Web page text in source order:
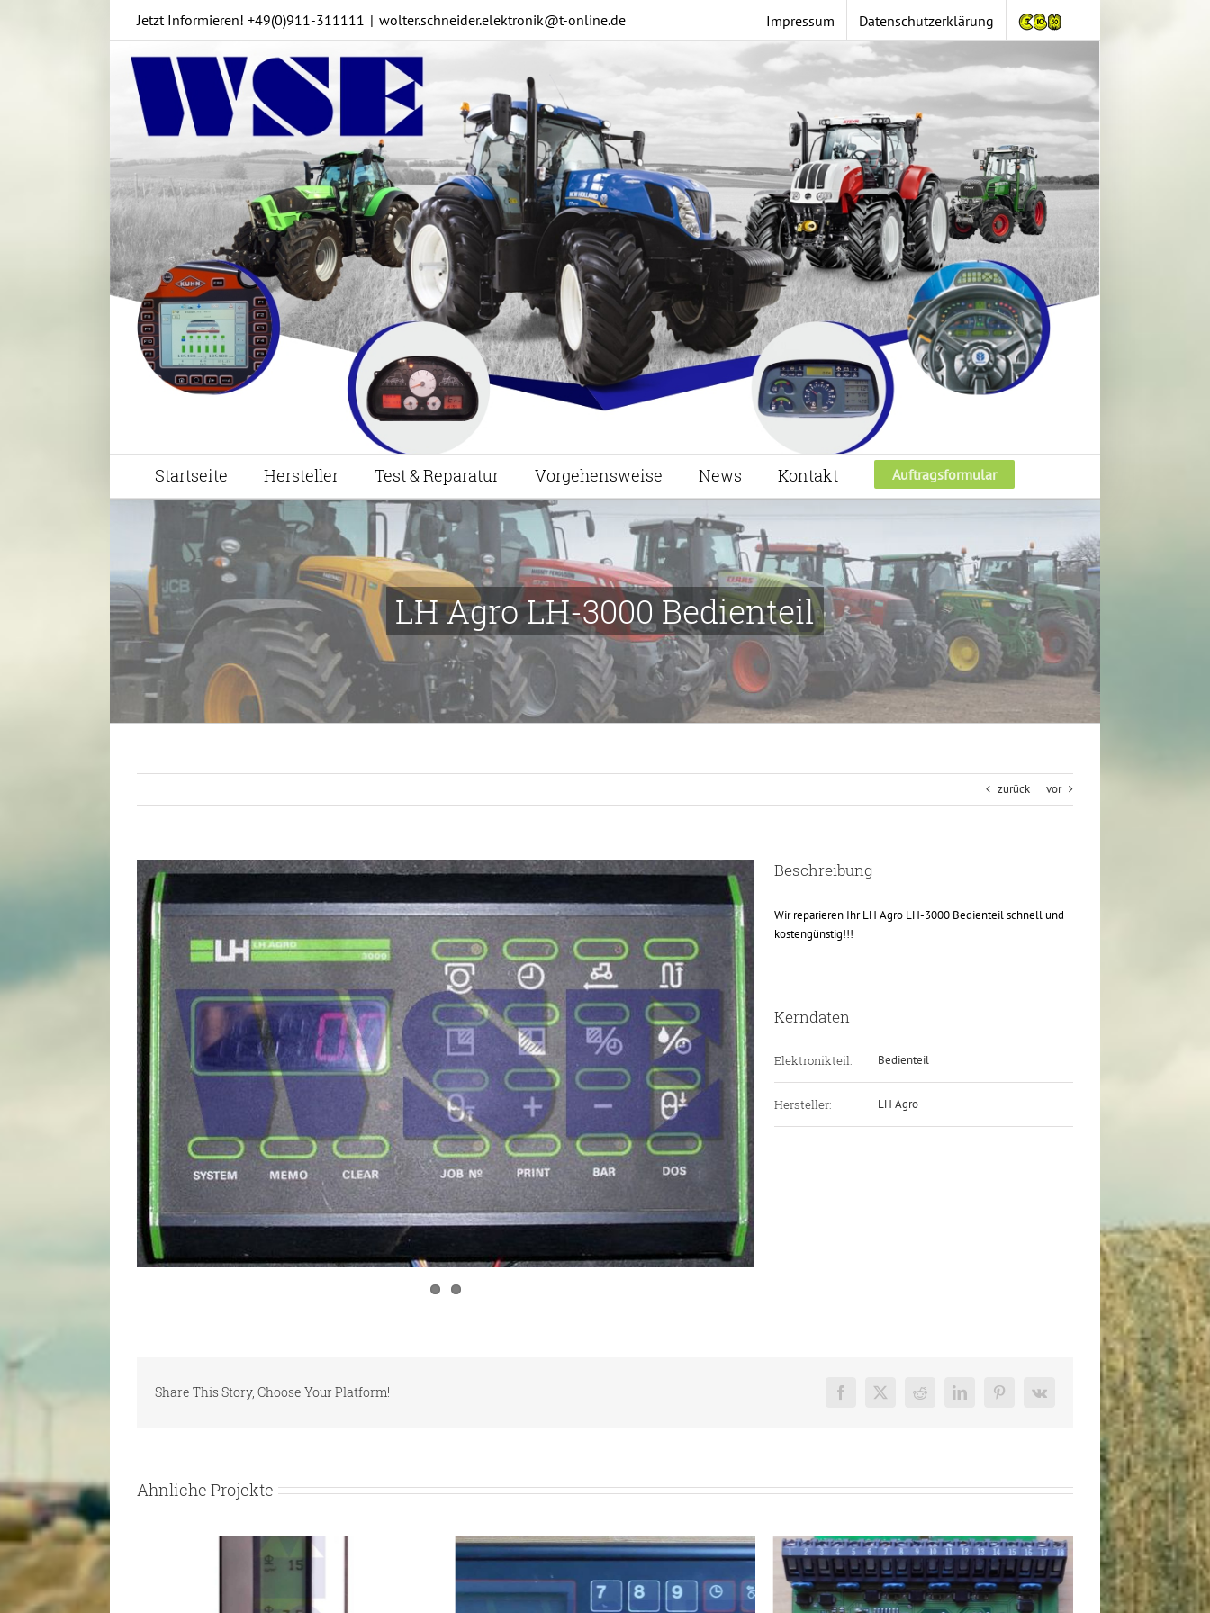
Jetzt Informieren! +49(0)911-311111 | wolter.schneider.elektronik@t-online.de Impressum Datenschutzerklärung
Startseite Hersteller Test & Reparatur Vorgehensweise News Kontakt Auftragsformular
LH Agro LH-3000 Bedienteil
zurück vor
View
Larger
Image
Beschreibung
Wir reparieren Ihr LH Agro LH-3000 Bedienteil schnell und
kostengünstig!!!
Kerndaten
Elektronikteil: Bedienteil
Hersteller: LH Agro
Share This Story, Choose Your Platform! Facebook
X Reddit LinkedInPinterest
Vk
Ähnliche Projekte